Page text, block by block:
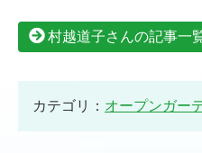
村越道子さんの記事一
カテゴリ： オープンガー